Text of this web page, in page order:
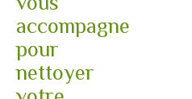
accompagne
pour
nettoyer